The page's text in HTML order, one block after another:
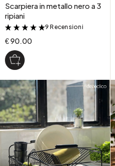
Scarpiera in metallo nero a 3
ripiani
&
9 Recensioni
€ 90.00